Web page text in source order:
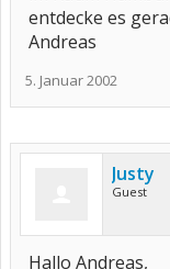
entdecke es
Andreas
5. Januar 2002
Justy
Guest
Hallo Andreas,